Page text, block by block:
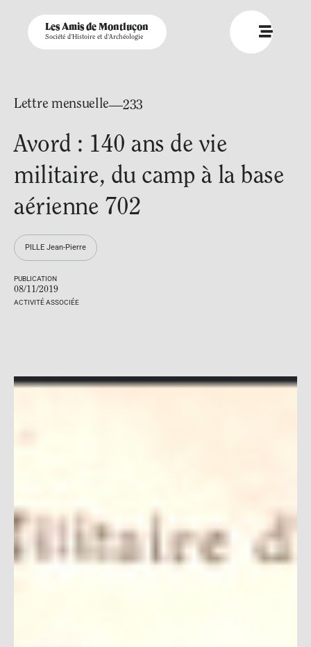
Les Amis de Montluçon
Société d'Histoire et d'Archéologie
Lettre mensuelle—233
Avord : 140 ans de vie
militaire, du camp à la base
aérienne 702
PUBLICATION
08/11/2019
ACTIVITÉ ASSOCIÉE
PILLE Jean-Pierre